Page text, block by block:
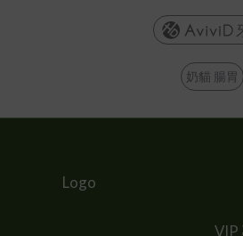
奶貓 腸胃
VIP